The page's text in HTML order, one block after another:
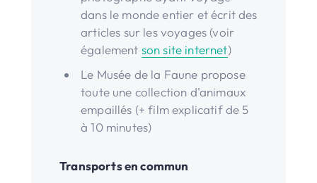
dans le monde entier et écrit des
articles sur les voyages (voir
également son site internet)
Le Musée de la Faune propose
toute une collection d'animaux
empaillés (+ film explicatif de 5
à 10 minutes)
Transports en commun